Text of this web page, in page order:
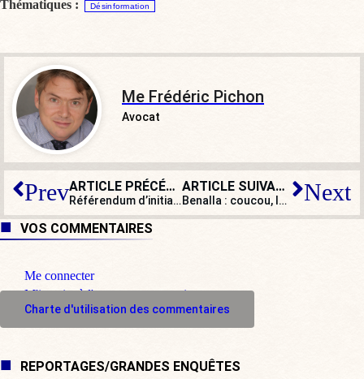
Thématiques : Désinformation
Me Frédéric Pichon
Avocat
Prev ARTICLE PRÉCÉDENT
Référendum d’initiative populaire : l’expression normale du populisme
ARTICLE SUIVANT
Benalla : coucou, le revoilà ! Next
VOS COMMENTAIRES
Me connecter
M'inscrire à l'espace commentaire
Charte d'utilisation des commentaires
REPORTAGES/GRANDES ENQUÊTES